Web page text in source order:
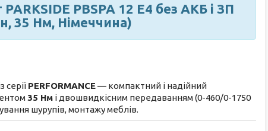
PBSPA 12 E4 без АКБ і ЗП
35 Нм, Німеччина)
серії PERFORMANCE— компактний і надійний
35 Нм і двошвидкісним передаванням (0-460/0-1750
шурупів, монтажу меблів.